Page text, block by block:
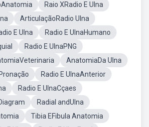
Raio XRadio E Ulna
ArticulaçãoRadio Ulna
E Ulna
Radio E UlnaHumano
Radio E UlnaPNG
AnatomiaDa Ulna
Radio E UlnaAnterior
Radio E UlnaCçaes
Radial andUlna
Tibia EFibula Anatomia